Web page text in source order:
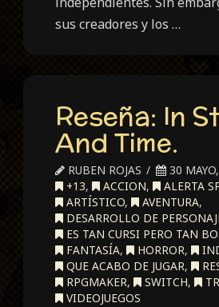
sus creadores y los …
Reseña: In
And Time.
RUBEN ROJAS
30
+13, ACCION, ALERTA
ARTÍSTICO, AVENTURA,
DESARROLLO DE
ES TAN CURSI PERO TAN
FANTASÍA, HORROR,
QUE ACABO DE JUGAR,
RPGMAKER, SWITCH,
VIDEOJUEGOS